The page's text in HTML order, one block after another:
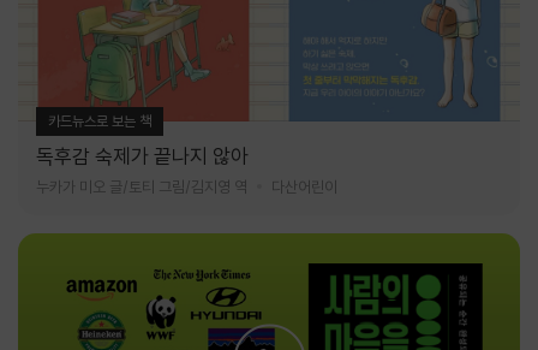
카드뉴스로 보는 책
독후감 숙제가 끝나지 않아
누카가 미오 글/토티 그림/김지영 역 다산어린이